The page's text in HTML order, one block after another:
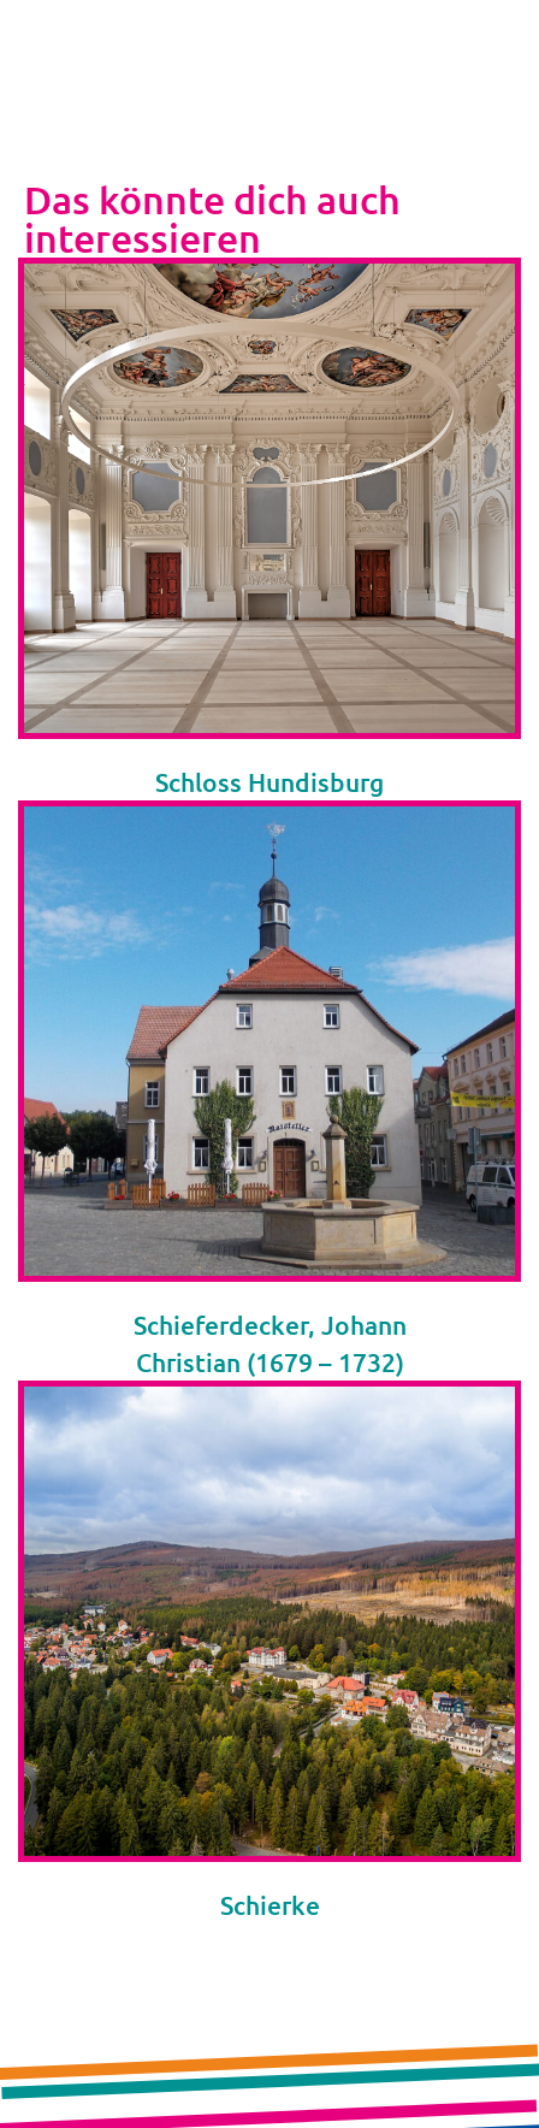
Das könnte dich auch
interessieren
Schloss Hundisburg
Schieferdecker, Johann
Christian (1679 – 1732)
Schierke